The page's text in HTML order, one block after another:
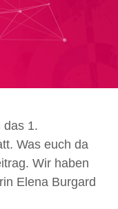
das 1.
Was euch da
Wir haben
Elena Burgard